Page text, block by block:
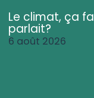
Le climat, ça
parlait?
6 août 2026